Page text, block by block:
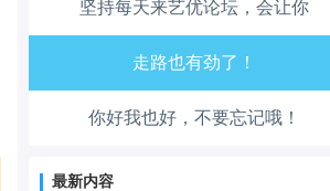
坚持每天来艺优论坛，会让你
心情也舒畅了！
走路也有劲了！
腿也不痛了！
你好我也好，不要忘记哦！
最新内容